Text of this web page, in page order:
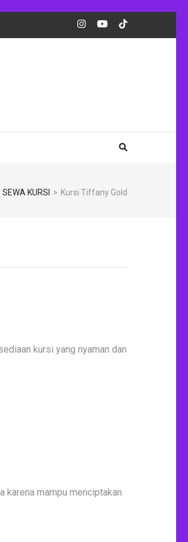
SEWA KURSI > Kursi Tiffany Gold
kursi yang nyaman dan
karena mampu menciptakan